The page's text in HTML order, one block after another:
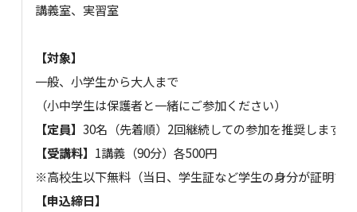
講義室、実習室
【対象】
一般、小学生から大人まで
（小中学生は保護者と一緒にご参加ください）
【定員】 30名（先着順）2回継続しての参加を推奨します
【受講料】 1講義（90分）各500円
※高校生以下無料（当日、学生証など学生の身分が証明で
【申込締日】